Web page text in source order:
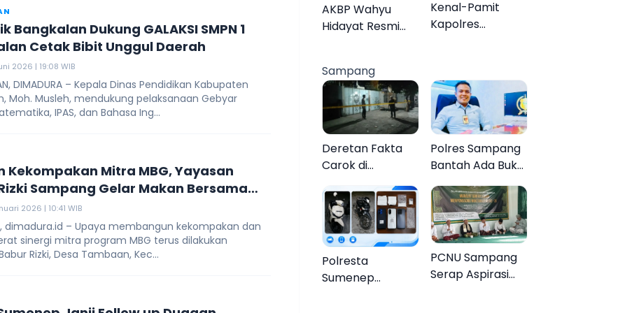
Bangkalan Dukung GALAKSI SMPN 1
Cetak Bibit Unggul Daerah
2026 | 19:08 WIB
DIMADURA – Kepala Dinas Pendidikan Kabupaten
Moh. Musleh, mendukung pelaksanaan Gebyar
IPAS, dan Bahasa Ing...
Kekompakan Mitra MBG, Yayasan
Sampang Gelar Makan Bersama
Sekolah
2026 | 10:41 WIB
dimadura.id – Upaya membangun kekompakan dan
sinergi mitra program MBG terus dilakukan
Rizki, Desa Tambaan, Kec...
Organisasi
AKBP Wahyu
Hidayat Resmi
Disambut Tradisi
Gerbang Pora
Kenal-Pamit
Kapolres
Cenderamata
untuk AKBP
Hendra
Sampang
Deretan Fakta
Carok di
60 Tahun Duel
Melawan 2 Pria
Polres Sampang
Bantah Ada Bukti
Kasus Rudapaksa
Anak 27
Tersangka
Polresta
Sumenep
PCNU Sampang
Serap Aspirasi